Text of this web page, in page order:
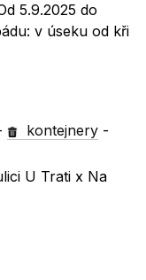
5.9.2025 do
v úseku od kři
kontejnery -
U Trati x Na